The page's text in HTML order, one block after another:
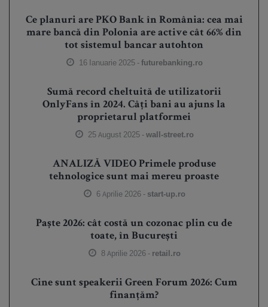
Ce planuri are PKO Bank în România: cea mai
mare bancă din Polonia are active cât 66% din
tot sistemul bancar autohton
16 Ianuarie 2025 -futurebanking.ro
Sumă record cheltuită de utilizatorii
OnlyFans în 2024. Câți bani au ajuns la
proprietarul platformei
25 August 2025 -wall-street.ro
ANALIZĂ VIDEO Primele produse
tehnologice sunt mai mereu proaste
6 Aprilie 2026 - start-up.ro
Paște 2026: cât costă un cozonac plin cu de
toate, în București
8 Aprilie 2026 - retail.ro
Cine sunt speakerii Green Forum 2026: Cum
finanțăm?